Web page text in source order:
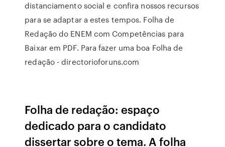
distanciamento social e confira nossos recursos
para se adaptar a estes tempos. Folha de
Redação do ENEM com Competências para
Baixar em PDF. Para fazer uma boa Folha de
redação - directorioforuns.com
Folha de redação: espaço
dedicado para o candidato
dissertar sobre o tema. A folha